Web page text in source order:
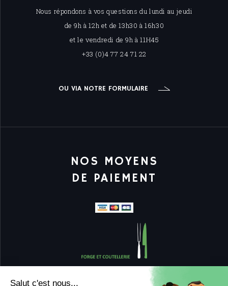
Salut c'est nous...
Nous répondons à vos questions du lundi au jeudi
de 9h à 12h et de 13h30 à 16h30
et le vendredi de 9h à 11H45
+33 (0)4 77 24 71 22
OU VIA NOTRE FORMULAIRE
NOS MOYENS
DE PAIEMENT